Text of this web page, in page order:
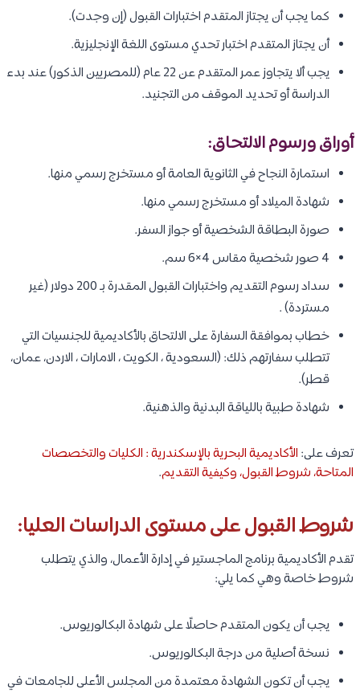
كما يجب أن يجتاز المتقدم اختبارات القبول (إن وجدت).
أن يجتاز المتقدم اختبار تحدي مستوى اللغة الإنجليزية.
يجب ألا يتجاوز عمر المتقدم عن 22 عام (للمصريين الذكور) عند بدء
الدراسة أو تحديد الموقف من التجنيد.
أوراق ورسوم الالتحاق:
استمارة النجاح في الثانوية العامة أو مستخرج رسمي منها.
شهادة الميلاد أو مستخرج رسمي منها.
صورة البطاقة الشخصية أو جواز السفر.
4 صور شخصية مقاس 4×6 سم.
سداد رسوم التقديم واختبارات القبول المقدرة بـ 200 دولار (غير
مستردة) .
خطاب بموافقة السفارة على الالتحاق بالأكاديمية للجنسيات التي
تتطلب سفارتهم ذلك: (السعودية ، الكويت ، الامارات ، الاردن، عمان،
قطر).
شهادة طبية باللياقة البدنية والذهنية.
تعرف على: الأكاديمية البحرية بالإسكندرية : الكليات والتخصصات
المتاحة، شروط القبول، وكيفية التقديم.
شروط القبول على مستوى الدراسات العليا:
تقدم الأكاديمية برنامج الماجستير في إدارة الأعمال، والذي يتطلب
شروط خاصة وهي كما يلي:
يجب أن يكون المتقدم حاصلًا على شهادة البكالوريوس.
نسخة أصلية من درجة البكالوريوس.
يجب أن تكون الشهادة معتمدة من المجلس الأعلى للجامعات في